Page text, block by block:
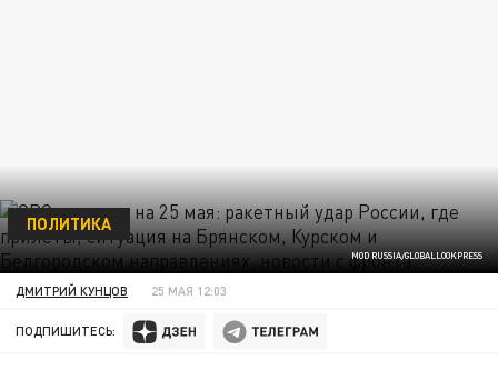
MOD RUSSIA/GLOBALLOOKPRESS
ПОЛИТИКА
ДМИТРИЙ КУНЦОВ 25 МАЯ 12:03
ПОДПИШИТЕСЬ: